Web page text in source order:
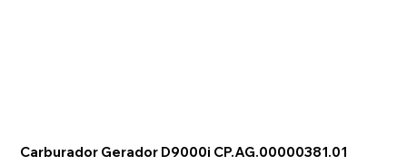
Carburador Gerador D9000i CP.AG.00000381.01